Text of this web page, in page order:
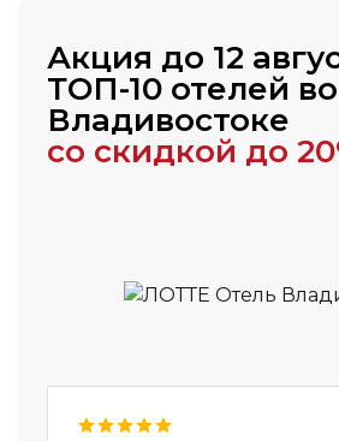
Акция до 12
ТОП-10 отелей во
Владивостоке
со скидкой до